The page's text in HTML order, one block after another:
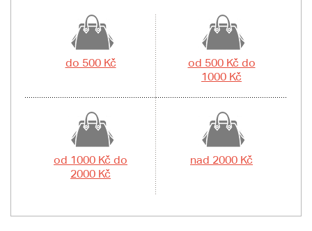
do 500 Kč
od 500 Kč do
1000 Kč
od 1000 Kč do
2000 Kč
nad 2000 Kč